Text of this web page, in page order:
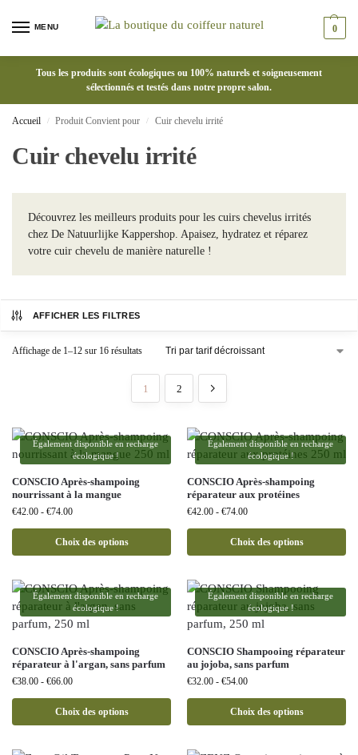
MENU 0
Tous les produits sont écologiques ou 100% naturels et soigneusement
sélectionnés et testés dans notre propre salon.
Accueil / Produit Convient pour / Cuir chevelu irrité
Cuir chevelu irrité
Découvrez les meilleurs produits pour les cuirs chevelus irrités
chez De Natuurlijke Kappershop. Apaisez, hydratez et réparez
votre cuir chevelu de manière naturelle !
AFFICHER LES FILTRES
Affichage de 1–12 sur 16 résultats
1 2
Également disponible en recharge
écologique !
CONSCIO Après-shampoing
nourrissant à la mangue
€42.00 - €74.00
Choix des options
Également disponible en recharge
écologique !
CONSCIO Après-shampoing
réparateur aux protéines
€42.00 - €74.00
Choix des options
Également disponible en recharge
écologique !
CONSCIO Après-shampoing
réparateur à l'argan, sans parfum
€38.00 - €66.00
Choix des options
Également disponible en recharge
écologique !
CONSCIO Shampooing réparateur
au jojoba, sans parfum
€32.00 - €54.00
Choix des options